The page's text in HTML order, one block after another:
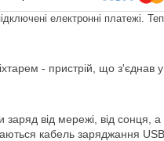
електронні платежі.
- пристрій, що з'єднав у
від мережі, від сонця,
кабель заряджання